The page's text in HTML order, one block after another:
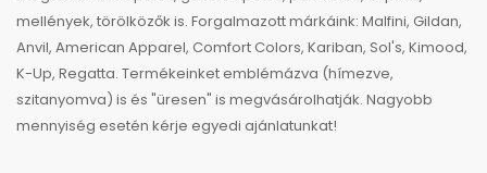
mellények, törölközők is. Forgalmazott márkáink: Malfini, Gildan,
Anvil, American Apparel, Comfort Colors, Kariban, Sol's, Kimood,
K-Up, Regatta. Termékeinket emblémázva (hímezve,
szitanyomva) is és "üresen" is megvásárolhatják. Nagyobb
mennyiség esetén kérje egyedi ajánlatunkat!